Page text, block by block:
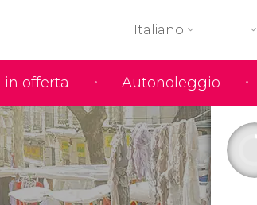
in offerta Autonoleggio
Italiano